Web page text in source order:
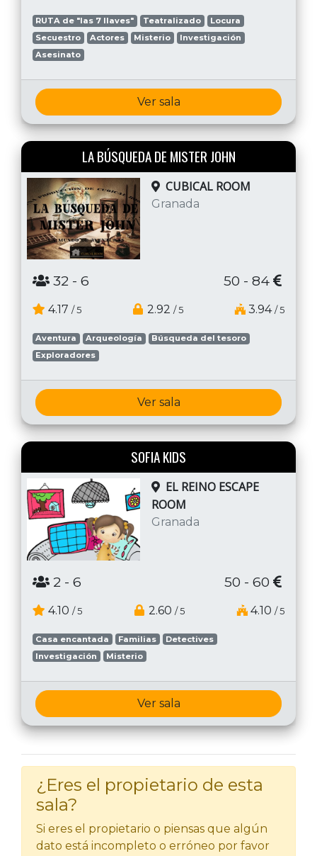
RUTA de "las 7 llaves" Teatralizado
Locura
Secuestro
Actores Misterio
Investigación
Asesinato
Ver sala
LA BÚSQUEDA DE MISTER JOHN
CUBICAL ROOM
Granada
32 - 6 50 - 84
4.17 / 5 2.92 / 5 3.94 / 5
Aventura Arqueología
Búsqueda del tesoro
Exploradores
Ver sala
SOFIA KIDS
EL REINO ESCAPE
ROOM
Granada
2 - 6 50 - 60
4.10 / 5 2.60 / 5 4.10 / 5
Casa encantada Familias
Detectives
Investigación
Misterio
Ver sala
¿Eres el propietario de esta
sala?
Si eres el propietario o piensas que algún
dato está incompleto o erróneo por favor